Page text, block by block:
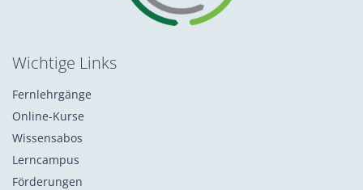
Wichtige Links
Fernlehrgänge
Online-Kurse
Wissensabos
Lerncampus
Förderungen